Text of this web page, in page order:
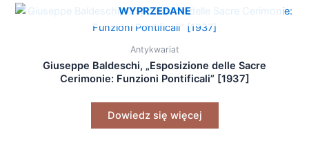
WYPRZEDANE
Antykwariat
Giuseppe Baldeschi, „Esposizione delle Sacre
Cerimonie: Funzioni Pontificali” [1937]
Dowiedz się więcej